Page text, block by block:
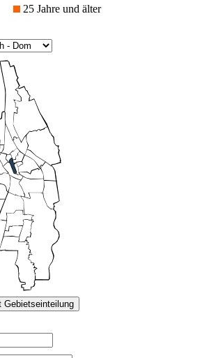
25 Jahre und älter